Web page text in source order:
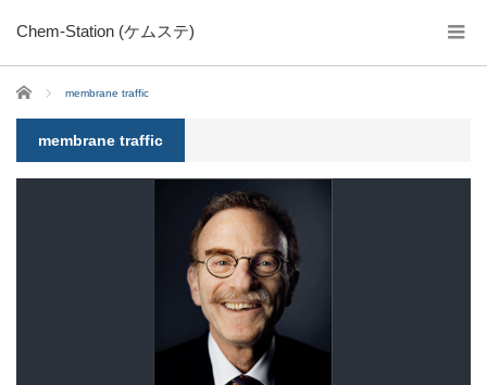
Chem-Station (ケムステ)
ホーム membrane traffic
membrane traffic